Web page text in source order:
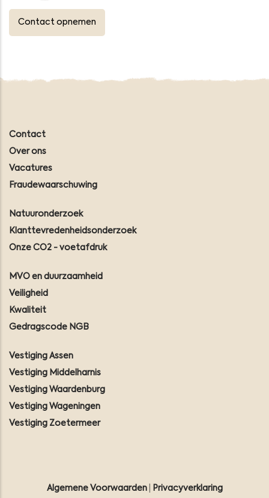
Contact opnemen
Contact
Over ons
Vacatures
Fraudewaarschuwing
Natuuronderzoek
Klanttevredenheidsonderzoek
Onze CO2 - voetafdruk
MVO en duurzaamheid
Veiligheid
Kwaliteit
Gedragscode NGB
Vestiging Assen
Vestiging Middelharnis
Vestiging Waardenburg
Vestiging Wageningen
Vestiging Zoetermeer
Algemene Voorwaarden| Privacyverklaring